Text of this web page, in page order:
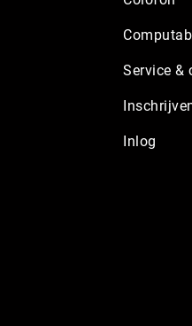
Service &
Inlog